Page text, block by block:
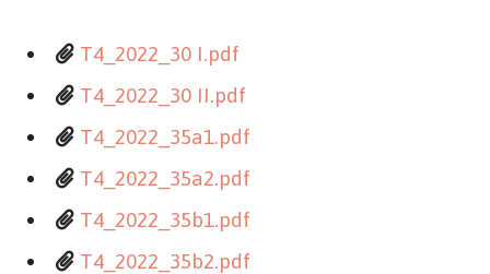
T4_2022_30 I.pdf
T4_2022_30 II.pdf
T4_2022_35a1.pdf
T4_2022_35a2.pdf
T4_2022_35b1.pdf
T4_2022_35b2.pdf